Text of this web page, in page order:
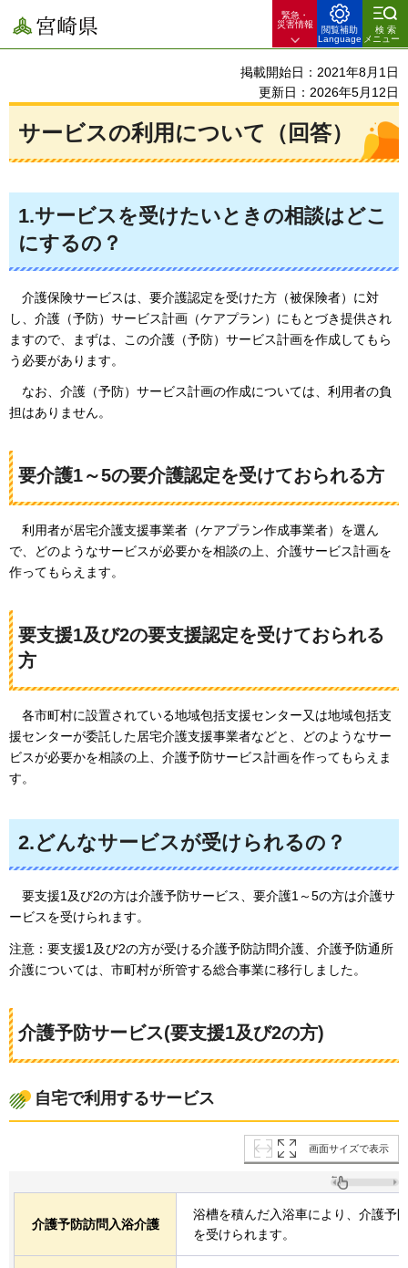
宮崎県
緊急・
災害情報
閲覧補助
Language
検索
メニュー
掲載開始日：2021年8月1日
更新日：2026年5月12日
サービスの利用について（回答）
1.サービスを受けたいときの相談はどこ
にするの？
介護保険サービスは、 要介護認定を受けた方（被保険者）に対
し、介護（予防）サービス計画（ケアプラン）にもとづき提供され
ますので、まずは、この介護（予防）サービス計画を作成してもら
う必要があります。
なお 、介護（予防）サービス計画の作成については、利用者の負
担はありません。
要介護1～5の要介護認定を受けておられる方
利用者が居宅介護支援事業者（ケアプラン作成事業者）を選ん
で、どのようなサービスが必要かを相談の上、介護サービス計画を
作ってもらえます。
要支援1及び2の要支援認定を受けておられる
方
各市町村に設置されている地域包括支援センター又は地域包括支
援センターが委託した居宅介護支援事業者などと、どのようなサー
ビスが必要かを相談の上、介護予防サービス計画を作ってもらえま
す。
2.どんなサービスが受けられるの？
要支援1及び2の方は介護予防サービス、要介護1～5の方は介護サ
ービスを受けられます。
注意：要支援1及び2の方が受ける介護予防訪問介護、介護予防通所
介護については、市町村が所管する総合事業に移行しました。
介護予防サービス(要支援1及び2の方)
自宅で利用するサービス
画面サイズで表示
介護予防訪問入浴介護
浴槽を積んだ入浴車により、介護予
を受けられます。